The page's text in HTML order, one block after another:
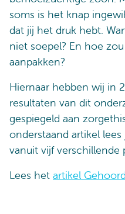
soms is het knap
dat jij het druk hebt.
niet soepel? En hoe
aanpakken?
Hiernaar hebben wij in
resultaten van dit
gespiegeld aan
onderstaand artikel
vanuit vijf verschillende
Lees het artikel